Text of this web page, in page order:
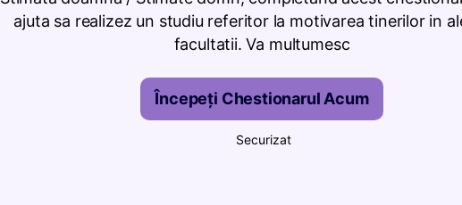
ajuta sa realizez un studiu referitor la motivarea tinerilor in
facultatii. Va multumesc
Începeți Chestionarul Acum
Securizat